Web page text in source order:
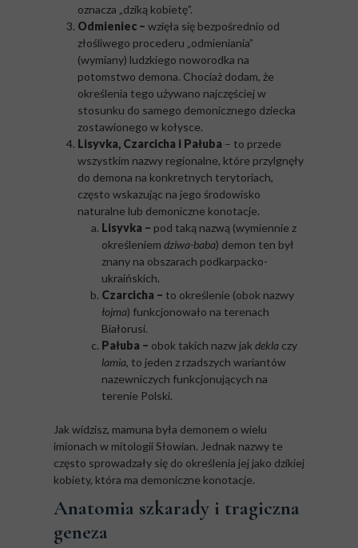
oznacza „dziką kobietę”.
Odmieniec – wzięła się bezpośrednio od
złośliwego procederu „odmieniania”
(wymiany) ludzkiego noworodka na
potomstwo demona. Chociaż dodam, że
określenia tego używano najczęściej w
stosunku do samego demonicznego dziecka
zostawionego w kołysce.
Lisyvka, Czarcicha i Pałuba – to przede
wszystkim nazwy regionalne, które przylgnęły
do demona na konkretnych terytoriach,
często wskazując na jego środowisko
naturalne lub demoniczne konotacje.
Lisyvka – pod taką nazwą (wymiennie z
określeniem dziwa-baba) demon ten był
znany na obszarach podkarpacko-
ukraińskich.
Czarcicha – to określenie (obok nazwy
łojma) funkcjonowało na terenach
Białorusi.
Pałuba – obok takich nazw jak dekla czy
lamia, to jeden z rzadszych wariantów
nazewniczych funkcjonujących na
terenie Polski.
Jak widzisz, mamuna była demonem o wielu
imionach w mitologii Słowian. Jednak nazwy te
często sprowadzały się do określenia jej jako dzikiej
kobiety, która ma demoniczne konotacje.
Anatomia szkarady i tragiczna
geneza